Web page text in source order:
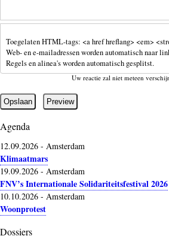
Toegelaten HTML-tags: <a href hreflang> <em>
Web- en e-mailadressen worden automatisch naar
Regels en alinea's worden automatisch gesplitst.
Uw reactie zal niet meteen
Agenda
12.09.2026 - Amsterdam
Klimaatmars
19.09.2026 - Amsterdam
FNV’s Internationale Solidariteitsfestival 2026
10.10.2026 - Amsterdam
Woonprotest
Dossiers